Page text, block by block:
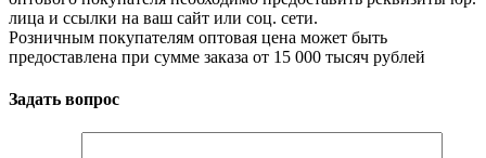
лица и ссылки на ваш сайт или соц. сети.
Розничным покупателям оптовая цена может быть
предоставлена при сумме заказа от 15 000 тысяч рублей
Задать вопрос